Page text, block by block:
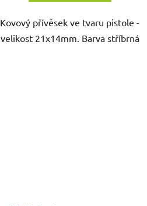
Kovový přívěsek ve tvaru pistole -
velikost 21x14mm. Barva stříbrná